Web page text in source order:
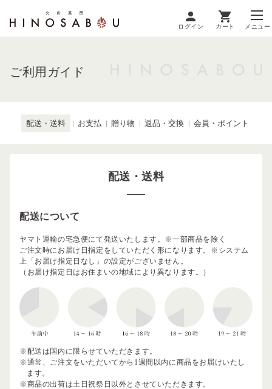
ログイン カート メニュー
ご利用ガイド
配送・送料 お支払 贈り物 返品・交換 会員・ポイント
配送・送料
配送について
ヤマト運輸の宅急便にて発送いたします。※一部商品を除く
ご注文時にお届け日指定をしていただく形になります。※システム
上「お届け指定日なし」の設定がございません。
（お届け指定日はお住まいの地域により異なります。）
※配送は国内に限らせていただきます。
※通常、ご注文をいただいてから1週間以内に商品をお届けいたし
ます。
※商品の出荷は土日祝祭日以外とさせていただきます。